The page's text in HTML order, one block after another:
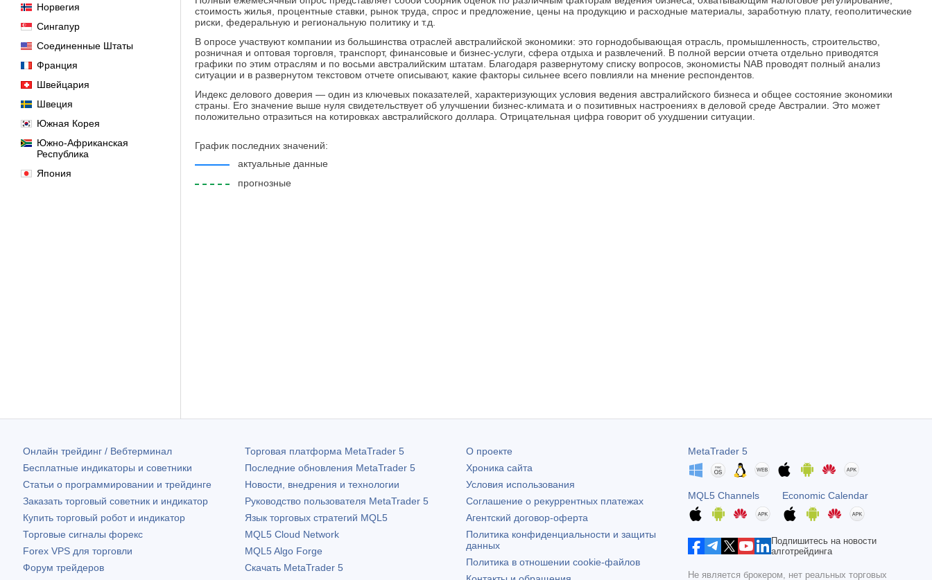
Норвегия
Сингапур
Соединенные Штаты
Франция
Швейцария
Швеция
Южная Корея
Южно-Африканская
Республика
Япония
стоимость жилья, процентные ставки, рынок труда, спрос и предложение, цены на продукцию и расходные материалы, заработную плату, геополитические
риски, федеральную и региональную политику и т.д.
В опросе участвуют компании из большинства отраслей австралийской экономики: это горнодобывающая отрасль, промышленность, строительство,
розничная и оптовая торговля, транспорт, финансовые и бизнес-услуги, сфера отдыха и развлечений. В полной версии отчета отдельно приводятся
графики по этим отраслям и по восьми австралийским штатам. Благодаря развернутому списку вопросов, экономисты NAB проводят полный анализ
ситуации и в развернутом текстовом отчете описывают, какие факторы сильнее всего повлияли на мнение респондентов.
Индекс делового доверия — один из ключевых показателей, характеризующих условия ведения австралийского бизнеса и общее состояние экономики
страны. Его значение выше нуля свидетельствует об улучшении бизнес-климата и о позитивных настроениях в деловой среде Австралии. Это может
положительно отразиться на котировках австралийского доллара. Отрицательная цифра говорит об ухудшении ситуации.
График последних значений:
актуальные данные
прогнозные
Онлайн трейдинг / Вебтерминал
Бесплатные индикаторы и советники
Статьи о программировании и трейдинге
Заказать торговый советник и индикатор
Купить торговый робот и индикатор
Торговые сигналы форекс
Forex VPS для торговли
Форум трейдеров
Торговая платформа MetaTrader 5
Последние обновления MetaTrader 5
Новости, внедрения и технологии
Руководство пользователя MetaTrader 5
Язык торговых стратегий MQL5
MQL5 Cloud Network
MQL5 Algo Forge
Скачать MetaTrader 5
О проекте
Хроника сайта
Условия использования
Соглашение о рекуррентных платежах
Агентский договор-оферта
Политика конфиденциальности и защиты
данных
Политика в отношении cookie-файлов
MetaTrader 5
MQL5 Channels Economic Calendar
Подпишитесь на новости
алготрейдинга
Не является брокером, нет реальных торговых